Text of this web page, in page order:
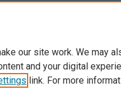
© 2026 Elsevier, ses concédants
aux technologies similaires. Pour
our site work. We may
and your digital
link. For more